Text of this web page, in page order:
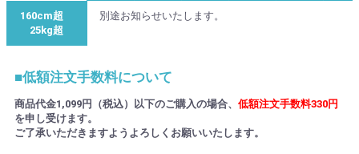
160cm超
25kg超
別途お知らせいたします。
■低額注文手数料について
商品代金1,099円（税込）以下のご購入の場合、 低額注文手数料330円
を申し受けます。
ご了承いただきますようよろしくお願いいたします。